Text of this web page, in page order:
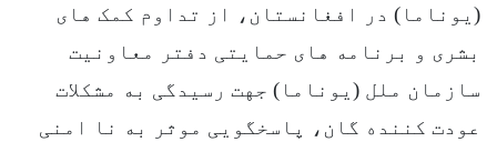
(یوناما) در افغانستان، از تداوم کمک های
بشری و برنامه های حمایتی دفتر معاونیت
سازمان ملل (یوناما) جهت رسیدگی به مشکلات
عودت کننده گان، پاسخگویی موثر به نا امنی